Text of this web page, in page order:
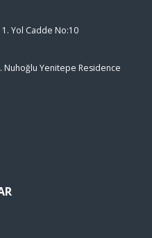
Yol Cadde No:10
Nuhoğlu Yenitepe Residence